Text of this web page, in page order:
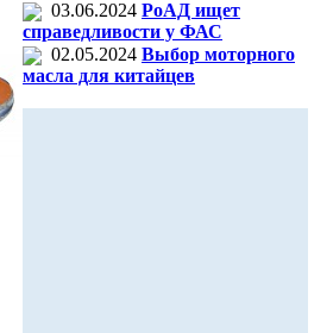
03.06.2024 РоАД ищет
справедливости у ФАС
02.05.2024 Выбор моторного
масла для китайцев